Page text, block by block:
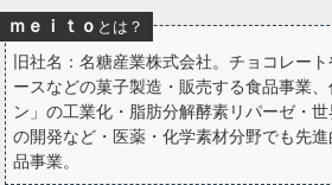
ｍｅｉｔｏ とは？
旧社名：名糖産業株式会社。チョコレー
ースなどの菓子製造・販売する食品事業
ン」の工業化・脂肪分解酵素リパーゼ・
の開発など・医薬・化学素材分野でも先
品事業。